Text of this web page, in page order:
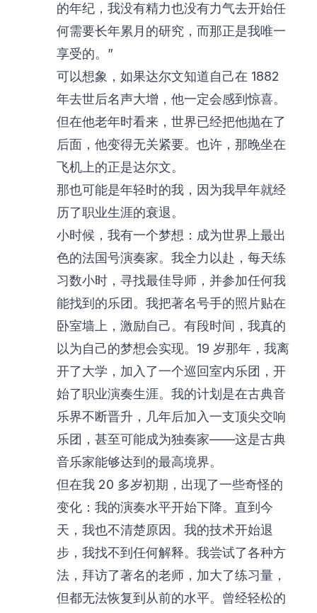
的年纪，我没有精力也没有力气去开始任
何需要长年累月的研究，而那正是我唯一
享受的。”
可以想象，如果达尔文知道自己在 1882
年去世后名声大增，他一定会感到惊喜。
但在他老年时看来，世界已经把他抛在了
后面，他变得无关紧要。也许，那晚坐在
飞机上的正是达尔文。
那也可能是年轻时的我，因为我早年就经
历了职业生涯的衰退。
小时候，我有一个梦想：成为世界上最出
色的法国号演奏家。我全力以赴，每天练
习数小时，寻找最佳导师，并参加任何我
能找到的乐团。我把著名号手的照片贴在
卧室墙上，激励自己。有段时间，我真的
以为自己的梦想会实现。19 岁那年，我离
开了大学，加入了一个巡回室内乐团，开
始了职业演奏生涯。我的计划是在古典音
乐界不断晋升，几年后加入一支顶尖交响
乐团，甚至可能成为独奏家——这是古典
音乐家能够达到的最高境界。
但在我 20 多岁初期，出现了一些奇怪的
变化：我的演奏水平开始下降。直到今
天，我也不清楚原因。我的技术开始退
步，我找不到任何解释。我尝试了各种方
法，拜访了著名的老师，加大了练习量，
但都无法恢复到从前的水平。曾经轻松的